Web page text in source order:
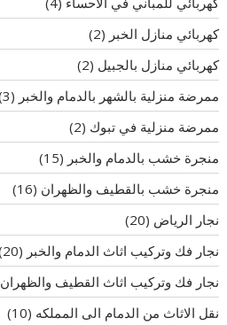
كهربائي منازل الخبر (2)
كهربائي منازل بالجبيل (2)
ممرضة منزلية بالشهر بالدمام والخبر (3)
ممرضة منزلية في تبوك (2)
منجرة خشب بالدمام والخبر (15)
منجرة خشب بالقطيف والظهران (16)
نجار الرياض (20)
نجار فك وتركيب اثاث الدمام والخبر (20)
نجار فك وتركيب اثاث القطيف والظهران
نقل الاثاث من الدمام الى المملكه (10)